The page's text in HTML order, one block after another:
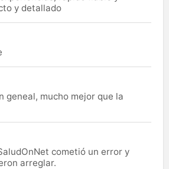
y detallado
geneal, mucho mejor que la
cometió un error y
arreglar.